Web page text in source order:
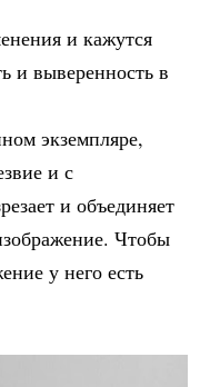
и кажутся
и выверенность в
экземпляре,
и с
и объединяет
Чтобы
у него есть